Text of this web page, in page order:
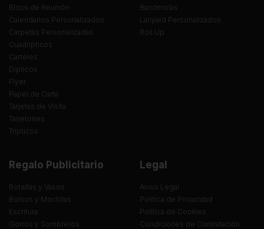
Blocs de Reunión
Calendarios Personalizados
Carpetas Personalizadas
Cuadrípticos
Carteles
Dípticos
Flyer
Papel de Carta
Tarjetas de Visita
Tarjetones
Trípticos
Banderolas
Lanyard Personalizados
Roll Up
Regalo Publicitario
Botellas y Vasos
Bolsos y Mochilas
Escritura
Gorros y Sombreros
Legal
Aviso Legal
Política de Privacidad
Política de Cookies
Condiciones de Contratación